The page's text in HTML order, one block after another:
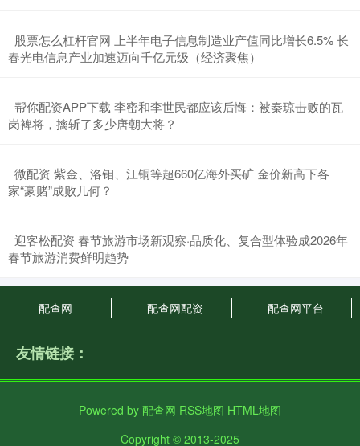
​股票怎么杠杆官网 上半年电子信息制造业产值同比增长6.5% 长
春光电信息产业加速迈向千亿元级（经济聚焦）
​帮你配资APP下载 李密和李世民都应该后悔：被秦琼击败的瓦
岗裨将，擒斩了多少唐朝大将？
​微配资 紫金、洛钼、江铜等超660亿海外买矿 金价新高下各
家“豪赌”成败几何？
​迎客松配资 春节旅游市场新观察·品质化、复合型体验成2026年
春节旅游消费鲜明趋势
配查网 配查网配资 配查网平台
友情链接：
Powered by 配查网 RSS地图 HTML地图
Copyright © 2013-2025